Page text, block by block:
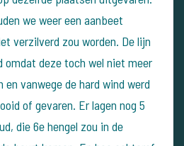
we weer een aanbeet
verzilverd zou worden. De lijn
omdat deze toch wel niet meer
vanwege de hard wind werd
of gevaren. Er lagen nog 5
die 6e hengel zou in de